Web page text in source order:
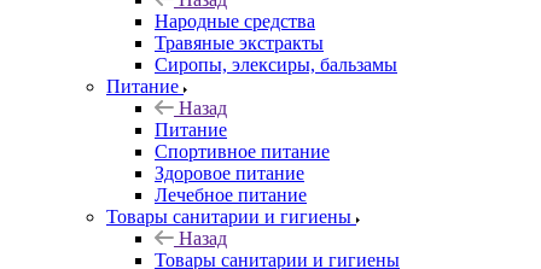
Народные средства
Травяные экстракты
Сиропы, элексиры, бальзамы
Питание
Назад
Питание
Спортивное питание
Здоровое питание
Лечебное питание
Товары санитарии и гигиены
Назад
Товары санитарии и гигиены